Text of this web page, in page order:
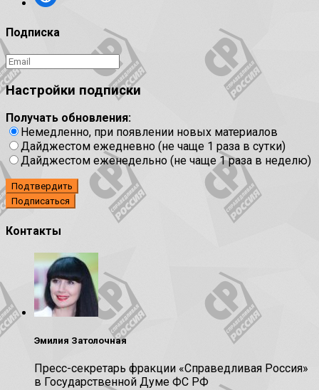
Подписка
Настройки подписки
Получать обновления:
Немедленно, при появлении новых материалов
Дайджестом ежедневно (не чаще 1 раза в сутки)
Дайджестом еженедельно (не чаще 1 раза в неделю)
Подтвердить
Контакты
Эмилия Затолочная
Пресс-секретарь фракции «Справедливая Россия»
в Государственной Думе ФС РФ